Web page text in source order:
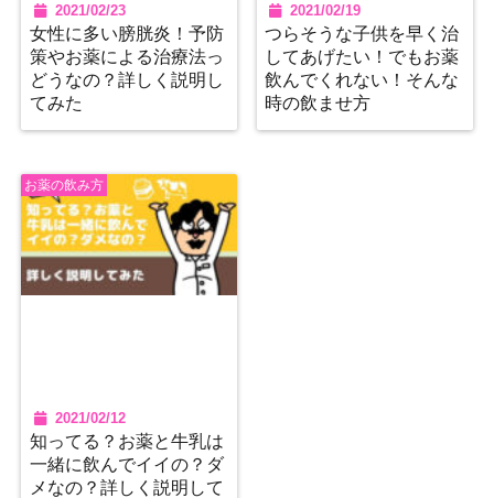
2021/02/23
女性に多い膀胱炎！予防
策やお薬による治療法っ
どうなの？詳しく説明し
てみた
2021/02/19
つらそうな子供を早く治
してあげたい！でもお薬
飲んでくれない！そんな
時の飲ませ方
お薬の飲み方
2021/02/12
知ってる？お薬と牛乳は
一緒に飲んでイイの？ダ
メなの？詳しく説明して